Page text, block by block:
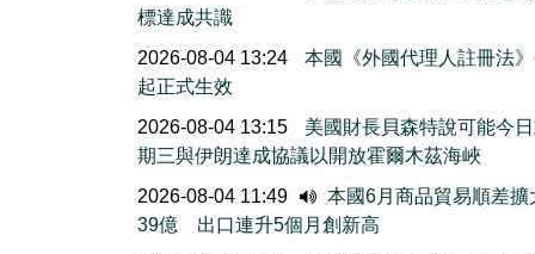
標達成共識
2026-08-04 13:24
本國《外國代理人註冊法
起正式生效
2026-08-04 13:15
美國財長貝森特說可能今
期三與伊朗達成協議以開放霍爾木茲海峽
2026-08-04 11:49
本國6月商品貿易順差擴
39億 出口連升5個月創新高